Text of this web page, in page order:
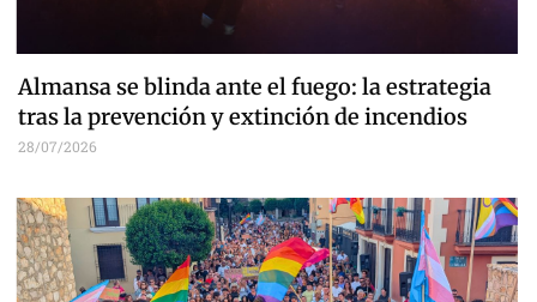
Almansa se blinda ante el fuego: la estrategia
tras la prevención y extinción de incendios
28/07/2026